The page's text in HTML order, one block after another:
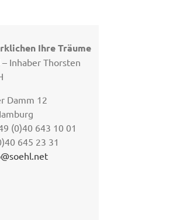
Ihre Träume
Inhaber Thorsten
Damm 12
(0)40 643 10 01
645 23 31